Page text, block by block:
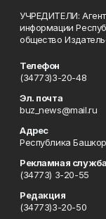
УЧРЕДИТЕЛИ:
информации
общество
Телефон
(34773)3-20-48
Эл. почта
buz_news@mail.ru
Адрес
Республика
Рекламная служба
(34773) 3-20-55
Редакция
(34773)3-20-50